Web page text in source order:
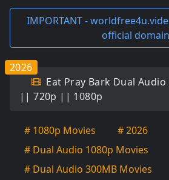
IMPORTANT -
official domain
Eat Pray Bark Dual
|| 720p || 1080p
2026
# 1080p Movies
# 2026
# Dual Audio 1080p Movies
# Dual Audio 300MB Movies